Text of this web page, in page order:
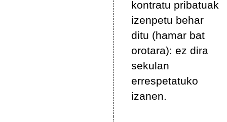
kontratu pribatuak
izenpetu behar
ditu (hamar bat
orotara): ez dira
sekulan
errespetatuko
izanen.